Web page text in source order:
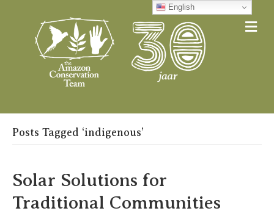
Posts Tagged ‘indigenous’
Solar Solutions for
Traditional Communities
English